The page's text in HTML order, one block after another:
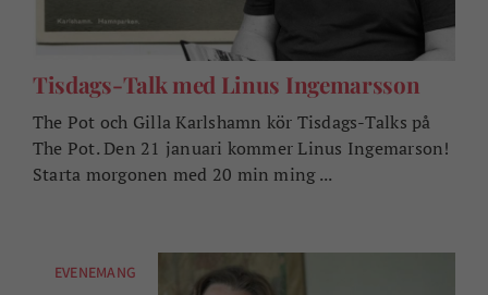
Tisdags-Talk med Linus Ingemarsson
The Pot och Gilla Karlshamn kör Tisdags-Talks på
The Pot. Den 21 januari kommer Linus Ingemarson!
Starta morgonen med 20 min ming ...
EVENEMANG